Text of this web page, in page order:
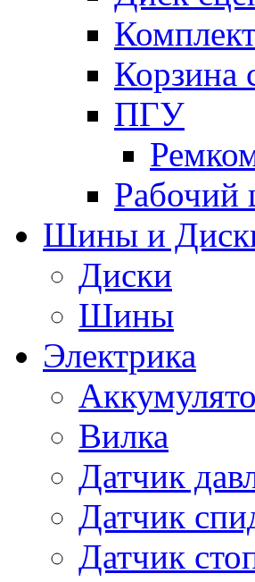
Корзина
ПГУ
Рабочий
Шины и
Диски
Шины
Электрика
Вилка
Датчик
Датчик
Датчик